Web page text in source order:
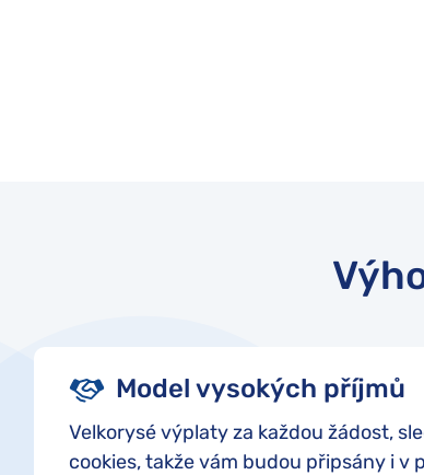
Model vysokých příjmů
Velkorysé výplaty za každou žádost,
cookies, takže vám budou připsány i v